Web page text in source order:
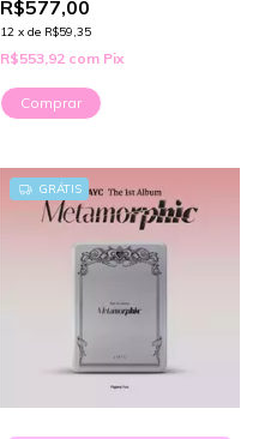
R$577,00
12 x de R$59,35
R$553,92 com Pix
GRÁTIS